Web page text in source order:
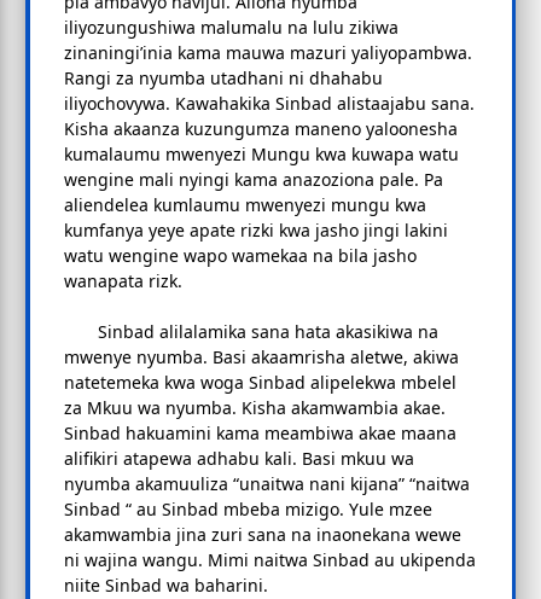
iliyozungushiwa malumalu na lulu zikiwa
zinaningi’inia kama mauwa mazuri yaliyopambwa.
Rangi za nyumba utadhani ni dhahabu
iliyochovywa. Kawahakika Sinbad alistaajabu sana.
Kisha akaanza kuzungumza maneno yaloonesha
kumalaumu mwenyezi Mungu kwa kuwapa watu
wengine mali nyingi kama anazoziona pale. Pa
aliendelea kumlaumu mwenyezi mungu kwa
kumfanya yeye apate rizki kwa jasho jingi lakini
watu wengine wapo wamekaa na bila jasho
wanapata rizk.
Sinbad alilalamika sana hata akasikiwa na
mwenye nyumba. Basi akaamrisha aletwe, akiwa
natetemeka kwa woga Sinbad alipelekwa mbelel
za Mkuu wa nyumba. Kisha akamwambia akae.
Sinbad hakuamini kama meambiwa akae maana
alifikiri atapewa adhabu kali. Basi mkuu wa
nyumba akamuuliza “unaitwa nani kijana” “naitwa
Sinbad “ au Sinbad mbeba mizigo. Yule mzee
akamwambia jina zuri sana na inaonekana wewe
ni wajina wangu. Mimi naitwa Sinbad au ukipenda
niite Sinbad wa baharini.